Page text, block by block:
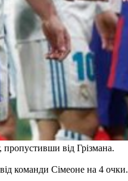
від Грізмана.
команди Сімеоне на 4 очки.